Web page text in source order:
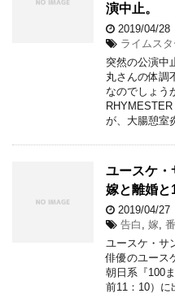
演中止。
2019/04/28
ライムス
突然の公演中
丸さんの体調
なのでしょう
RHYMESTER
が、大腸憩室
ユースケ・
嫁と離婚と
2019/04/27
告白
嫁
ユースケ・サ
俳優のユース
朝日系『100
前11：10）に